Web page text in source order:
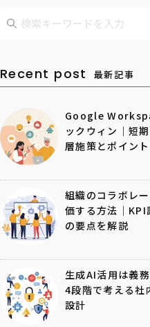
Recent post 最新記事
Google
ックウィン｜短
層施策とポイン
組織のコラボレ
価する方法｜KPI
の要点を解説
生成AI活用は義
4段階で考える社
設計